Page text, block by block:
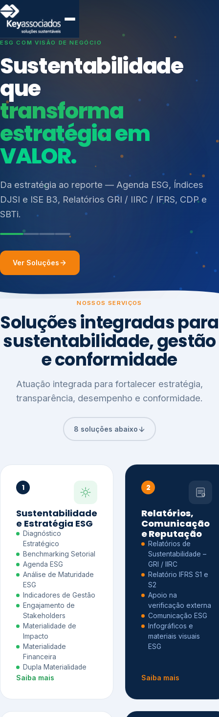
SISTEMAS DE GESTÃO OTIMIZADOS E INTEGRADOS
Conformidade que
protege seu
negócio.
Consultoria, auditoria e treinamentos em ISO 27001,
ISO 27701, ISO 42001, ISO 37001, ISO 9001, ISO
14001, ISO 45001, ONA e PNQ — Gestão de
resíduos sólidos (PGRS/PMGRS).
Índices de Mercado
Mudanças Climáticas
Reputação e Cadeia
Reporte Regulatório
Ver Soluções
NOSSOS SERVIÇOS
Soluções integradas para
sustentabilidade, gestão
e conformidade
Atuação integrada para fortalecer estratégia,
transparência, desempenho e conformidade.
8 soluções abaixo
1
Sustentabilidade
e Estratégia ESG
Diagnóstico
Estratégico
Benchmarking Setorial
Agenda ESG
Análise de Maturidade
ESG
Indicadores de Gestão
Engajamento de
Stakeholders
Materialidade de
Impacto
Materialidade
Financeira
Dupla Materialidade
Saiba mais
2
Relatórios,
Comunicação
e Reputação
Relatórios de
Sustentabilidade –
GRI / IIRC
Relatório IFRS S1 e
S2
Apoio na
verificação externa
Comunicação ESG
Infográficos e
materiais visuais
ESG
Saiba mais